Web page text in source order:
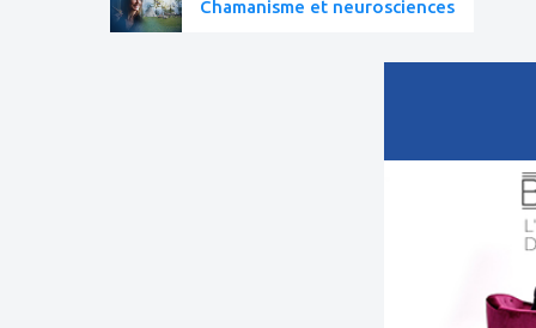
Chamanisme et neurosciences